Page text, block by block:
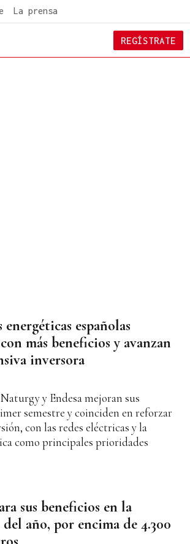
La prensa
REGÍSTRATE
españolas
más beneficios y avanzan
inversora
y Endesa mejoran sus
semestre y coinciden en reforzar
con las redes eléctricas y la
como principales prioridades
sus beneficios en la
año, por encima de 4.300